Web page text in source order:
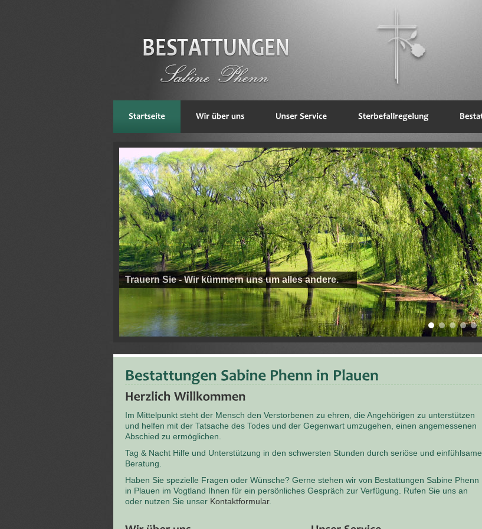
Trauern Sie - Wir kümmern uns um alles andere.
Im Mittelpunkt steht der Mensch den Verstorbenen zu ehren, die Angehörigen zu unterstützen
und helfen mit der Tatsache des Todes und der Gegenwart umzugehen, einen angemessenen
Abschied zu ermöglichen.
Tag & Nacht Hilfe und Unterstützung in den schwersten Stunden durch seriöse und einfühlsame
Beratung.
Haben Sie spezielle Fragen oder Wünsche? Gerne stehen wir von Bestattungen Sabine Phenn
in Plauen im Vogtland Ihnen für ein persönliches Gespräch zur Verfügung. Rufen Sie uns an
oder nutzen Sie unser Kontaktformular.